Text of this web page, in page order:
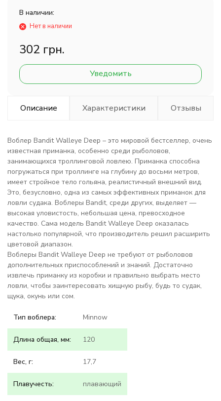
В наличии:
Нет в наличии
302 грн.
Уведомить
Описание Характеристики Отзывы
Воблер Bandit Walleye Deep – это мировой бестселлер, очень
известная приманка, особенно среди рыболовов,
занимающихся троллинговой ловлею. Приманка способна
погружаться при троллинге на глубину до восьми метров,
имеет стройное тело гольяна, реалистичный внешний вид.
Это, безусловно, одна из самых эффективных приманок для
ловли судака. Воблеры Bandit, среди других, выделяет —
высокая уловистость, небольшая цена, превосходное
качество. Сама модель Bandit Walleye Deep оказалась
настолько популярной, что производитель решил расширить
цветовой диапазон.
Воблеры Bandit Walleye Deep не требуют от рыболовов
дополнительных приспособлений и знаний. Достаточно
извлечь приманку из коробки и правильно выбрать место
ловли, чтобы заинтересовать хищную рыбу, будь то судак,
щука, окунь или сом.
Тип воблера: Minnow
Длина общая, мм: 120
Вес, г: 17,7
Плавучесть: плавающий